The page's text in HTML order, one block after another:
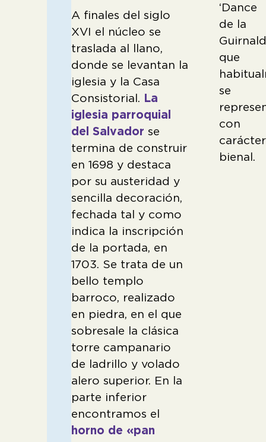
A finales del siglo
XVI el núcleo se
traslada al llano,
donde se levantan la
iglesia y la Casa
Consistorial. La
iglesia parroquial
del Salvador se
termina de construir
en 1698 y destaca
por su austeridad y
sencilla decoración,
fechada tal y como
indica la inscripción
de la portada, en
1703. Se trata de un
bello templo
barroco, realizado
en piedra, en el que
sobresale la clásica
torre campanario
de ladrillo y volado
alero superior. En la
parte inferior
encontramos el
horno de «pan
‘Dance
de la
que
se
con
carácter
bienal.